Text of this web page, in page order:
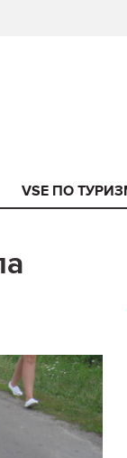
VSE ПО